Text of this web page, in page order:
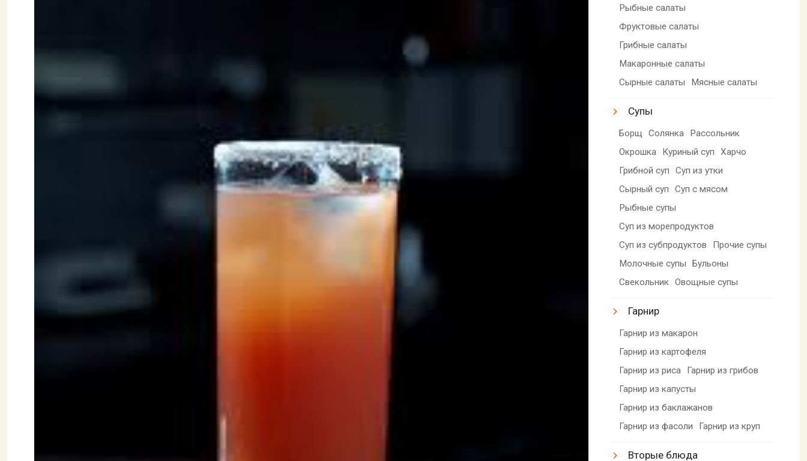
Рыбные салаты
Фруктовые салаты
Грибные салаты
Макаронные салаты
Сырные салаты
Мясные салаты
Супы
Борщ Солянка
Рассольник
Окрошка
Куриный суп
Харчо
Грибной суп
Суп из утки
Сырный суп
Суп с мясом
Рыбные супы
Суп из морепродуктов
Суп из субпродуктов
Прочие супы
Молочные супы
Бульоны
Свекольник Овощные супы
Гарнир
Гарнир из макарон
Гарнир из картофеля
Гарнир из риса
Гарнир из грибов
Гарнир из капусты
Гарнир из баклажанов
Гарнир из фасоли
Гарнир из круп
Вторые блюда